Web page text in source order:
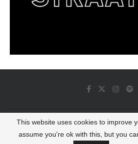
© 2022 - Luminous Dash All
This website uses cookies to improve
assume you're ok with this, but you